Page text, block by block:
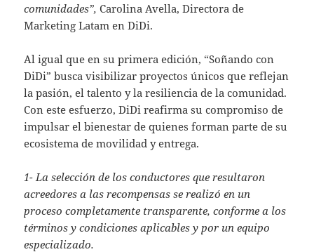
comunidades”,Carolina Avella, Directora de
Marketing Latam en DiDi.
Al igual que en su primera edición, “Soñando con
DiDi” busca visibilizar proyectos únicos que reflejan
la pasión, el talento y la resiliencia de la comunidad.
Con este esfuerzo, DiDi reafirma su compromiso de
impulsar el bienestar de quienes forman parte de su
ecosistema de movilidad y entrega.
1- La selección de los conductores que resultaron
acreedores a las recompensas se realizó en un
proceso completamente transparente, conforme a los
términos y condiciones aplicables y por un equipo
especializado.